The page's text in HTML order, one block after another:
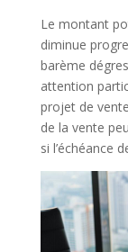
Le montant
diminue
barème
attention
projet de
de la vente
si l’échéance